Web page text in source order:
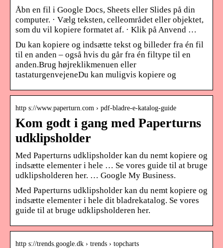
Åbn en fil i Google Docs, Sheets eller Slides på din
computer. · Vælg teksten, celleområdet eller objektet,
som du vil kopiere formatet af. · Klik på Anvend …
Du kan kopiere og indsætte tekst og billeder fra én fil
til en anden – også hvis du går fra én filtype til en
anden.Brug højreklikmenuen eller
tastaturgenvejeneDu kan muligvis kopiere og
http s://www.paperturn.com › pdf-bladre-e-katalog-guide
Kom godt i gang med Paperturns
udklipsholder
Med Paperturns udklipsholder kan du nemt kopiere og
indsætte elementer i hele … Se vores guide til at bruge
udklipsholderen her. … Google My Business.
Med Paperturns udklipsholder kan du nemt kopiere og
indsætte elementer i hele dit bladrekatalog. Se vores
guide til at bruge udklipsholderen her.
http s://trends.google.dk › trends › topcharts